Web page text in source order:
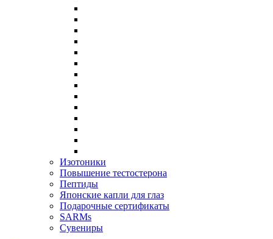
Изотоники
Повышение тестостерона
Пептиды
Японские капли для глаз
Подарочные сертификаты
SARMs
Сувениры